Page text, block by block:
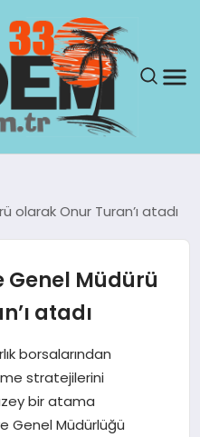
olarak Onur Turan’ı atadı
Genel Müdürü
atadı
borsalarından
stratejilerini
bir atama
Genel Müdürlüğü